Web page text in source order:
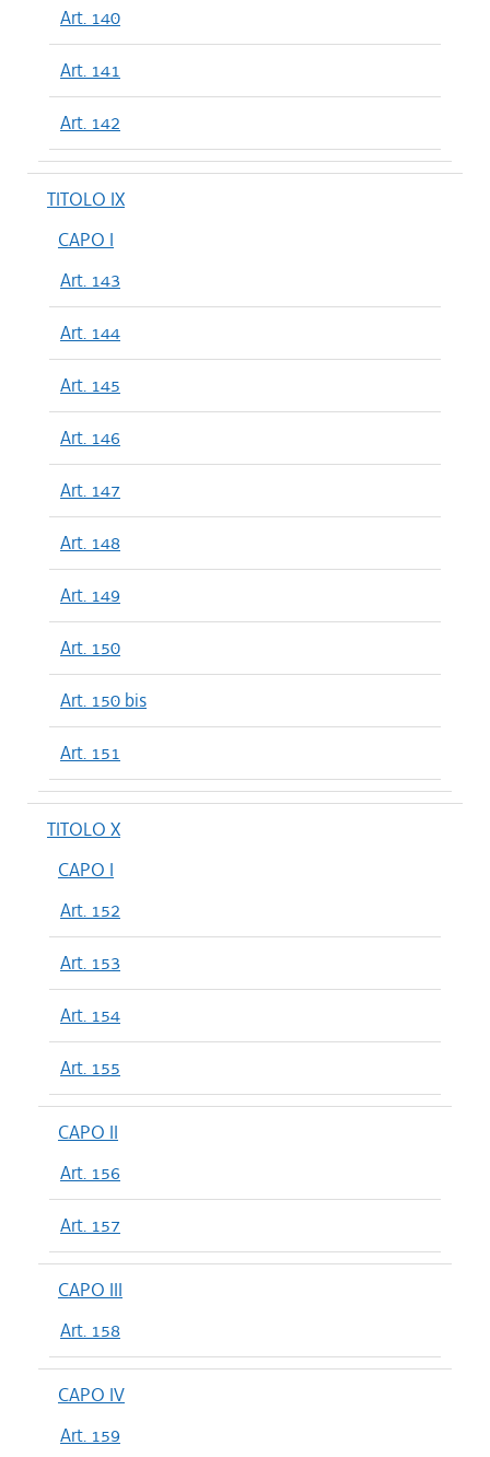
Art. 140
Art. 141
Art. 142
TITOLO IX
CAPO I
Art. 143
Art. 144
Art. 145
Art. 146
Art. 147
Art. 148
Art. 149
Art. 150
Art. 150 bis
Art. 151
TITOLO X
CAPO I
Art. 152
Art. 153
Art. 154
Art. 155
CAPO II
Art. 156
Art. 157
CAPO III
Art. 158
CAPO IV
Art. 159